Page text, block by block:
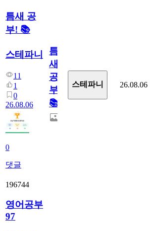
틈새 공
부! 📚
스테파니
11
1
0
26.08.06
0
댓글
틈
새
공
부!
📚
스테파니 26.08.06
196744
영어공부
97